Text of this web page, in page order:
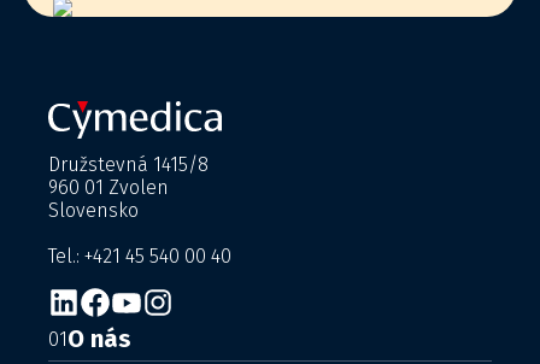
Družstevná 1415/8
960 01 Zvolen
Slovensko
Tel.: +421 45 540 00 40
01O nás